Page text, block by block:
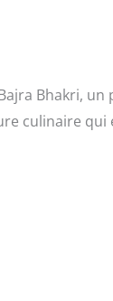
Bhakri,
culinaire qui